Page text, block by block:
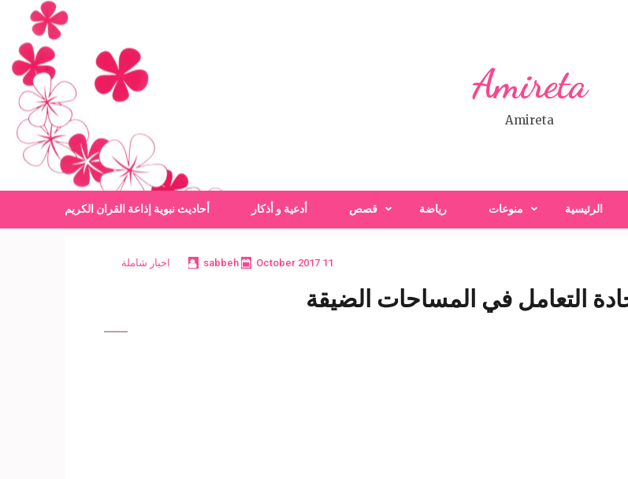
Amireta
Amireta
الرئيسية منوعات رياضة قصص أدعية و أذكار أحاديث نبوية إذاعة القران الكريم
11 October 2017
sabbeh اخبار شاملة
التعامل في المساحات الضيقة